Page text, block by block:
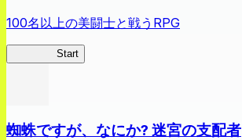
100名以上の美闘士と戦うRPG
Start
蜘蛛ですが、なにか? 迷宮の支配者